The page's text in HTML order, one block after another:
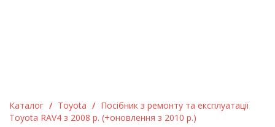
Каталог / Toyota / Посібник з ремонту та експлуатації
Toyota RAV4 з 2008 р. (+оновлення з 2010 р.)